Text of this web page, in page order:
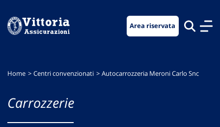
menu
contenuto
footer
Area riservata
Home Centri convenzionati Autocarrozzeria Meroni Carlo Snc
Carrozzerie